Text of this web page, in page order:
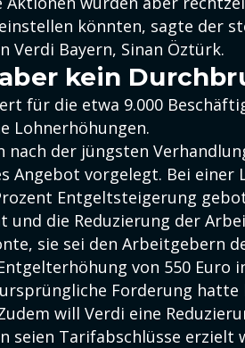
könnten, sagte der
Verdi Bayern, Sinan Öztürk.
kein
für die etwa 9.000
Lohnerhöhungen.
nach der jüngsten
Angebot vorgelegt. Bei einer
Entgeltsteigerung
und die Reduzierung der
sie sei den Arbeitgebern
von 550 Euro
Forderung hatte
will Verdi eine
seien Tarifabschlüsse erzielt